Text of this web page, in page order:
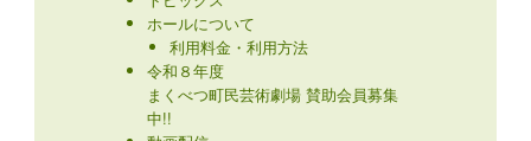
ホールについて
利用料金・利用方法
令和８年度
まくべつ町民芸術劇場 賛助会員募集
中!!